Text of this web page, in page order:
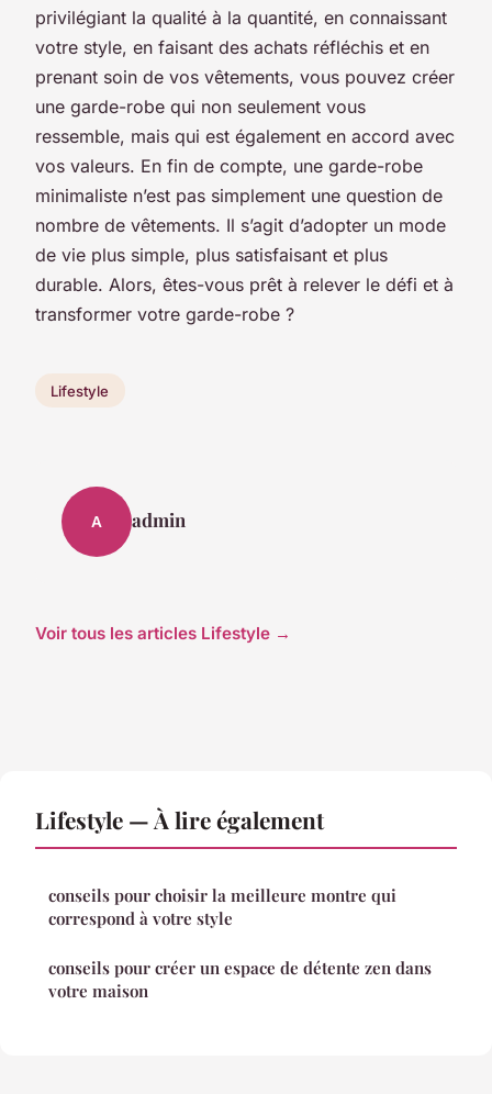
privilégiant la qualité à la quantité, en connaissant
votre style, en faisant des achats réfléchis et en
prenant soin de vos vêtements, vous pouvez créer
une garde-robe qui non seulement vous
ressemble, mais qui est également en accord avec
vos valeurs. En fin de compte, une garde-robe
minimaliste n’est pas simplement une question de
nombre de vêtements. Il s’agit d’adopter un mode
de vie plus simple, plus satisfaisant et plus
durable. Alors, êtes-vous prêt à relever le défi et à
transformer votre garde-robe ?
Lifestyle
A admin
Voir tous les articles Lifestyle →
Lifestyle — À lire également
conseils pour choisir la meilleure montre qui
correspond à votre style
conseils pour créer un espace de détente zen dans
votre maison